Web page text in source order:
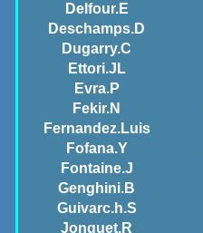
Delfour.E
Deschamps.D
Dugarry.C
Ettori.JL
Evra.P
Fekir.N
Fernandez.Luis
Fofana.Y
Fontaine.J
Genghini.B
Guivarc.h.S
Jonquet.R